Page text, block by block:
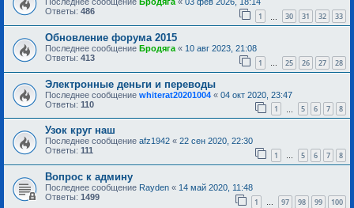
Последнее сообщение Бродяга« 03 фев 2026, 18:14
Ответы: 486 1 30 31 32 33
Обновление форума 2015
Последнее сообщение Бродяга « 10 авг 2023, 21:08
Ответы: 413 1 … 25 26 27 28
Электронные деньги и переводы
Последнее сообщение whiterat20201004 « 04 окт 2020, 23:47
Ответы: 110 1 5 6 7 8
Узок круг наш
Последнее сообщение afz1942 « 22 сен 2020, 22:30
Ответы: 111 1 … 5 6 7 8
Вопрос к админу
Последнее сообщение Rayden « 14 май 2020, 11:48
Ответы: 1499 1 … 97 98 99 100